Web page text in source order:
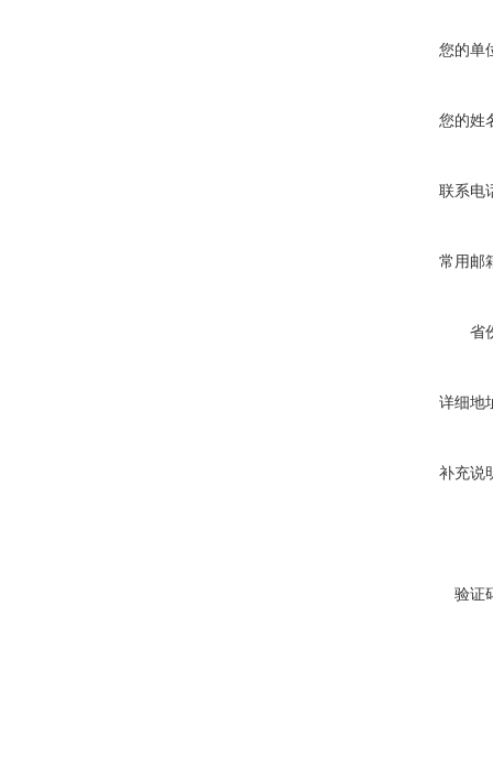
您的单
您的姓
联系电
常用邮
省
详细地
补充说
验证